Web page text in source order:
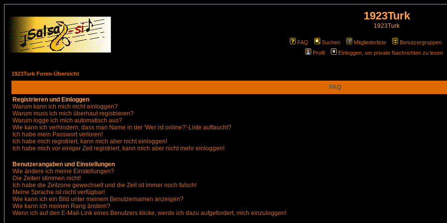
1923Turk
1923Turk
FAQ Suchen Mitgliederliste Benutzergruppen
Profil
Einloggen, um private Nachrichten zu lesen
1923Turk Foren-Übersicht
FAQ
Registrieren und Einloggen
Warum kann ich mich nicht einloggen?
Warum muss ich mich überhaut registrieren?
Warum logge ich mich automatisch aus?
Wie kann ich verhindern, dass man Name in der 'Wer ist online?'-Liste auftaucht?
Ich habe mein Passwort verloren!
Ich habe mich registriert, kann mich aber nicht einloggen!
Ich habe mich vor einiger Zeit registriert, kann mich aber nicht mehr einloggen!
Benutzerangaben und Einstellungen
Wie ändere ich meine Einstellungen?
Die Zeiten stimmen nicht!
Ich habe die Zeitzone gewechselt und die Zeit ist immer noch falsch!
Meine Sprache ist nicht verfügbar!
Wie kann ich ein Bild unter meinem Benutzernamen anzeigen?
Wie kann ich meinen Rang ändern?
Wenn ich auf den E-Mail-Link eines Benutzers klicke, werde ich dazu aufgefordert, mich einzuloggen!